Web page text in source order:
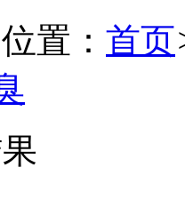
置： 首页